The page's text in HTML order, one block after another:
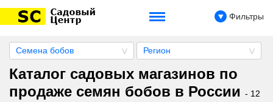
Фильтры
Семена бобов Регион
Каталог садовых магазинов по
продаже семян бобов в России - 12